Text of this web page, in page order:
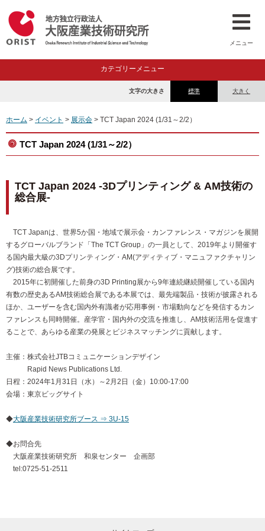
メニュー
カテゴリーメニュー
標準 大きく
文字の大きさ
ホーム > イベント > 展示会 > TCT Japan 2024 (1/31～2/2）
TCT Japan 2024 (1/31～2/2）
TCT Japan 2024 -3Dプリンティング & AM技術の
総合展-
TCT Japanは、世界5か国・地域で展示会・カンファレンス・マガジンを展開
するグローバルブランド「The TCT Group」の一員として、2019年より開催す
る国内最大級の3Dプリンティング・AM(アディティブ・マニュファクチャリン
グ)技術の総合展です。
2015年に初開催した前身の3D Printing展から9年連続継続開催している国内
有数の歴史あるAM技術総合展である本展では、最先端製品・技術が披露される
ほか、ユーザーを含む国内外有識者が応用事例・市場動向などを発信するカン
ファレンスも同時開催。産学官・国内外の交流を推進し、AM技術活用を促進す
ることで、あらゆる産業の発展とビジネスマッチングに貢献します。
主催：株式会社JTBコミュニケーションデザイン
Rapid News Publications Ltd.
日程：2024年1月31日（水）～2月2日（金）10:00-17:00
会場：東京ビッグサイト
◆大阪産業技術研究所ブース ⇒ 3U-15
◆お問合先
大阪産業技術研究所 和泉センター 企画部
tel:0725-51-2511